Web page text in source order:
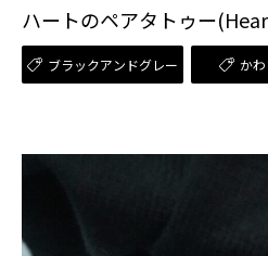
ハートのペアタトゥー
ブラックアンドグレー か